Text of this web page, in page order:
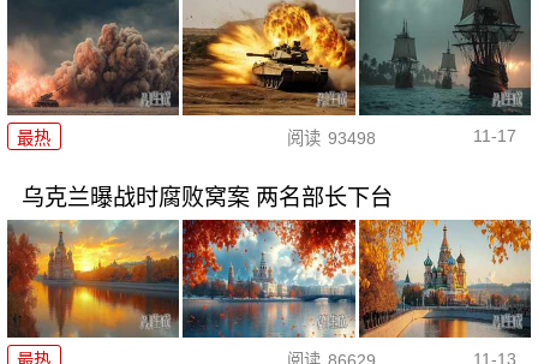
最热 阅读 93498 11-17
乌克兰曝战时腐败窝案 两名部长下台
11-13